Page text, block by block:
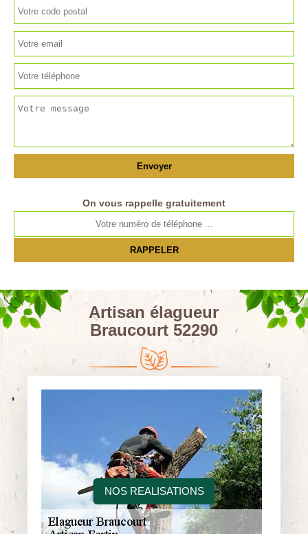
NOS REALISATIONS
On vous rappelle gratuitement
Artisan élagueur
Braucourt 52290